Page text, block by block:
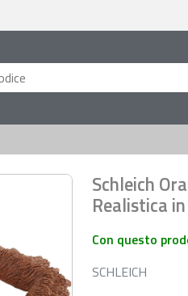
Schleich
Realistica
Con questo
SCHLEICH